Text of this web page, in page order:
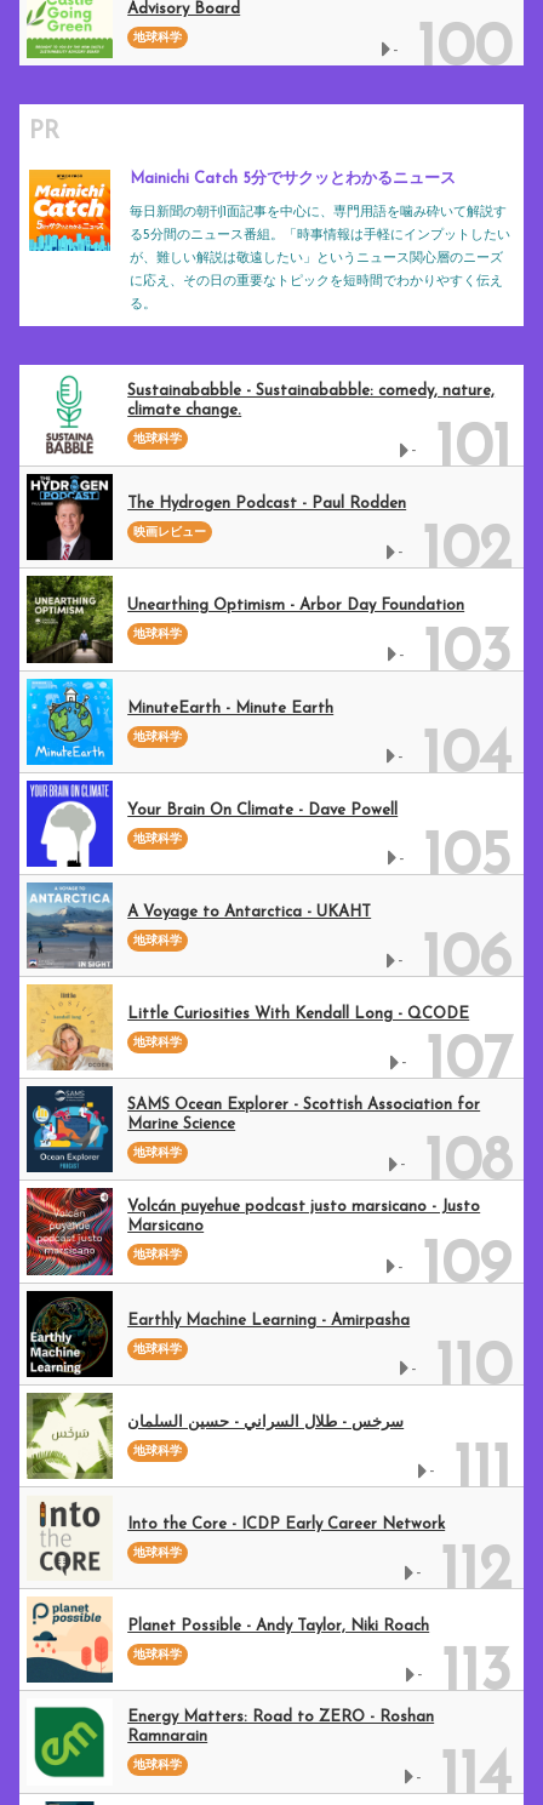
- 100
Advisory Board
地球科学
PR
Mainichi Catch 5分でサクッとわかるニュース
毎日新聞の朝刊1面記事を中心に、専門用語を噛み砕いて解説す
る5分間のニュース番組。「時事情報は手軽にインプットしたい
が、難しい解説は敬遠したい」というニュース関心層のニーズ
に応え、その日の重要なトピックを短時間でわかりやすく伝え
る。
- 101
Sustainababble - Sustainababble: comedy, nature,
climate change.
地球科学
- 102
The Hydrogen Podcast - Paul Rodden
映画レビュー
- 103
Unearthing Optimism - Arbor Day Foundation
地球科学
- 104
MinuteEarth - Minute Earth
地球科学
- 105
Your Brain On Climate - Dave Powell
地球科学
- 106
A Voyage to Antarctica - UKAHT
地球科学
- 107
Little Curiosities With Kendall Long - QCODE
地球科学
- 108
SAMS Ocean Explorer - Scottish Association for
Marine Science
地球科学
- 109
Volcán puyehue podcast justo marsicano - Justo
Marsicano
地球科学
- 110
Earthly Machine Learning - Amirpasha
地球科学
- 111
سرخس - طلال السراني - حسين السلمان
地球科学
- 112
Into the Core - ICDP Early Career Network
地球科学
- 113
Planet Possible - Andy Taylor, Niki Roach
地球科学
- 114
Energy Matters: Road to ZERO - Roshan
Ramnarain
地球科学